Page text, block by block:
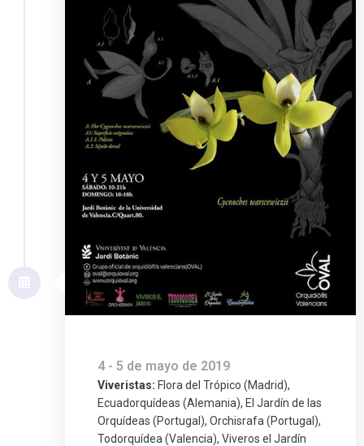
4 - 5 de mayo de 2019
Viveristas: Flora del Trópico (Madrid),
Ecuadorquídeas (Alemania), El Jardín de las
Orquídeas (Portugal), Orchisrafa (Portugal),
Todorquídea (Valencia), Viveros el Jardín